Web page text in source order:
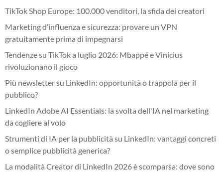
TikTok Shop Europe: 100.000 venditori, la sfida dei creatori
Marketing d’influenza e sicurezza: provare un VPN
gratuitamente prima di impegnarsi
Tendenze su TikTok a luglio 2026: Mbappé e Vinícius
rivoluzionano il gioco
Più newsletter su LinkedIn: opportunità o trappola per il
pubblico?
LinkedIn Adobe AI Essentials: la svolta dell'IA nel marketing
da cogliere al volo
Strumenti di IA per la pubblicità su LinkedIn: vantaggi concreti
o semplice pubblicità generica?
La modalità Creator di LinkedIn 2026 è scomparsa: dove sono